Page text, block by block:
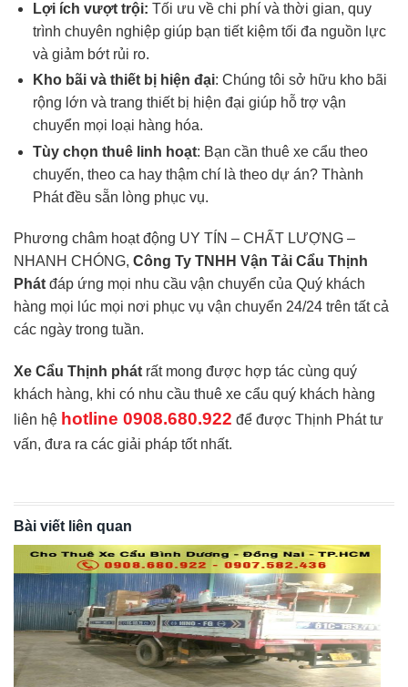
Lợi ích vượt trội: Tối ưu về chi phí và thời gian, quy
trình chuyên nghiệp giúp bạn tiết kiệm tối đa nguồn lực
và giảm bớt rủi ro.
Kho bãi và thiết bị hiện đại: Chúng tôi sở hữu kho bãi
rộng lớn và trang thiết bị hiện đại giúp hỗ trợ vận
chuyển mọi loại hàng hóa.
Tùy chọn thuê linh hoạt: Bạn cần thuê xe cẩu theo
chuyến, theo ca hay thậm chí là theo dự án? Thành
Phát đều sẵn lòng phục vụ.
Phương châm hoạt động UY TÍN – CHẤT LƯỢNG –
NHANH CHÓNG, Công Ty TNHH Vận Tải Cẩu Thịnh
Phát đáp ứng mọi nhu cầu vận chuyển của Quý khách
hàng mọi lúc mọi nơi phục vụ vận chuyển 24/24 trên tất cả
các ngày trong tuần.
Xe Cẩu Thịnh phát rất mong được hợp tác cùng quý
khách hàng, khi có nhu cầu thuê xe cẩu quý khách hàng
liên hệ hotline 0908.680.922 để được Thịnh Phát tư
vấn, đưa ra các giải pháp tốt nhất.
Bài viết liên quan